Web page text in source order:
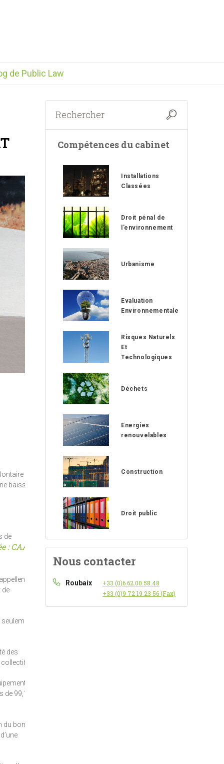
de Public Law
et
baisse de
de
: CAA de
de
des
99,11 %
du bon
Compétences du cabinet
Installations
Classées
Droit pénal de
l’environnement
Urbanisme
Evaluation
Environnementale
Risques Naturels
Et
Technologiques
Déchets
Energies
renouvelables
Construction
Droit public
Nous contacter
Roubaix
+33 (0)6.62.00.58.48
+33 (0)9 72 19 23 56 (Fax)